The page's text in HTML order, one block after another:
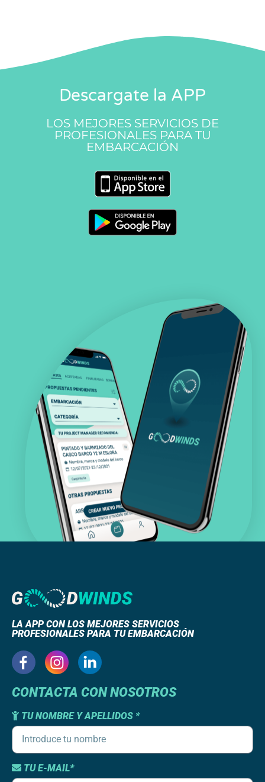
Descargate la APP
LOS MEJORES SERVICIOS DE
PROFESIONALES PARA TU
EMBARCACIÓN
LA APP CON LOS MEJORES SERVICIOS
PROFESIONALES PARA TU EMBARCACIÓN
CONTACTA CON NOSOTROS
TU NOMBRE Y APELLIDOS *
TU E-MAIL*